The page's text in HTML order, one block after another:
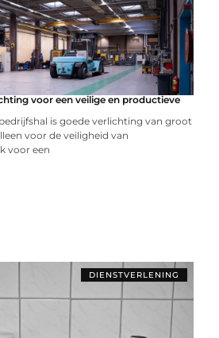
voor een veilige en productieve
is goede verlichting van groot
voor de veiligheid van
voor een
DIENSTVERLENING